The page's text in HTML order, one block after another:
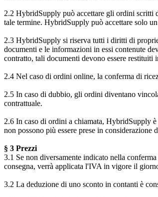
2.2 HybridSupply può accettare gli ordini scritti
tale termine. HybridSupply può accettare solo
2.3 HybridSupply si riserva tutti i diritti di
documenti e le informazioni in essi contenute
contratto, tali documenti devono essere restituiti
2.4 Nel caso di ordini online, la conferma di
2.5 In caso di dubbio, gli ordini diventano
contrattuale.
2.6 In caso di ordini a chiamata, HybridSupply
non possono più essere prese in considerazione
§ 3 Prezzi
3.1 Se non diversamente indicato nella
consegna, verrà applicata l'IVA in vigore il
3.2 La deduzione di uno sconto in contanti è